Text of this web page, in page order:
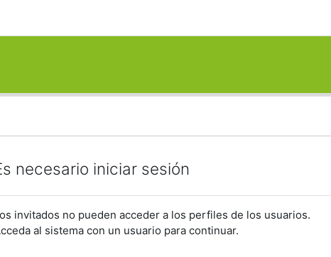
necesario iniciar sesión
invitados no pueden acceder a los perfiles de los usuarios.
al sistema con un usuario para continuar.